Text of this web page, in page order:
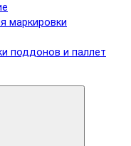
маркировки
поддонов и паллет